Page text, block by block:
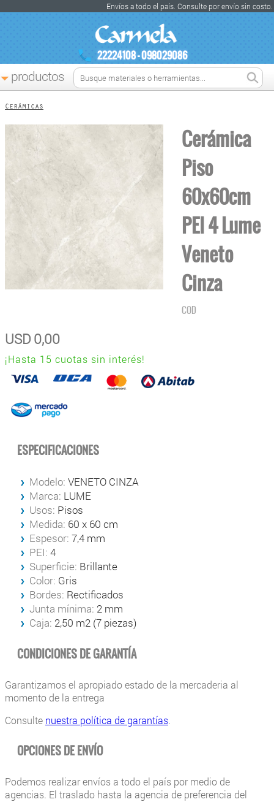
Envíos a todo el país. Consulte por envío sin costo.
22224108 - 098029086
productos
Cerámicas
Cerámica
Piso
60x60cm
PEI 4 Lume
Veneto
Cinza
COD
USD 0,00
¡Hasta 15 cuotas sin interés!
ESPECIFICACIONES
Modelo: VENETO CINZA
Marca: LUME
Usos: Pisos
Medida: 60 x 60 cm
Espesor: 7,4 mm
PEI: 4
Superficie: Brillante
Color: Gris
Bordes: Rectificados
Junta mínima: 2 mm
Caja: 2,50 m2 (7 piezas)
CONDICIONES DE GARANTÍA
Garantizamos el apropiado estado de la mercaderia al
momento de la entrega
Consulte nuestra política de garantías.
OPCIONES DE ENVÍO
Podemos realizar envíos a todo el país por medio de
agencias. El traslado hasta la agencia de preferencia del